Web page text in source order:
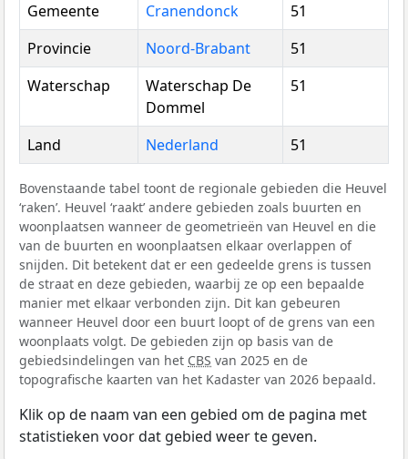
Gemeente
Cranendonck
51
Provincie
Noord-Brabant
51
Waterschap
Waterschap De
Dommel
51
Land Nederland 51
Bovenstaande tabel toont de regionale gebieden die Heuvel
‘raken’. Heuvel ‘raakt’ andere gebieden zoals buurten en
woonplaatsen wanneer de geometrieën van Heuvel en die
van de buurten en woonplaatsen elkaar overlappen of
snijden. Dit betekent dat er een gedeelde grens is tussen
de straat en deze gebieden, waarbij ze op een bepaalde
manier met elkaar verbonden zijn. Dit kan gebeuren
wanneer Heuvel door een buurt loopt of de grens van een
woonplaats volgt. De gebieden zijn op basis van de
gebiedsindelingen van het CBS van 2025 en de
topografische kaarten van het Kadaster van 2026 bepaald.
Klik op de naam van een gebied om de pagina met
statistieken voor dat gebied weer te geven.